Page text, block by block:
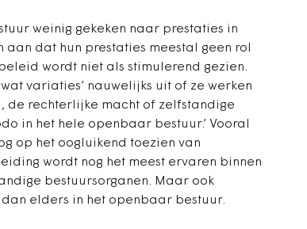
weinig gekeken naar prestaties in
dat hun prestaties meestal geen rol
wordt niet als stimulerend gezien.
variaties’ nauwelijks uit of ze werken
de rechterlijke macht of zelfstandige
in het hele openbaar bestuur.’ Vooral
op het oogluikend toezien van
wordt nog het meest ervaren binnen
bestuursorganen. Maar ook
dan elders in het openbaar bestuur.